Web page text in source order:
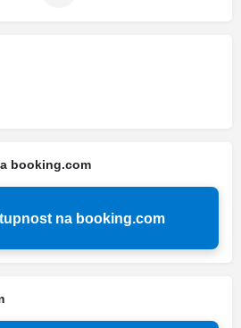
booking.com
na booking.com